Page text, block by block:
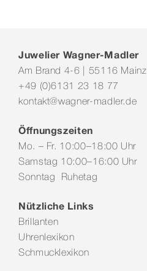
Juwelier Wagner-Madler
Am Brand 4-6 | 55116 Mainz
+49 (0)6131 23 18 77
kontakt@wagner-madler.de
Öffnungszeiten
Mo. – Fr. 10:00–18:00 Uhr
Samstag 10:00–16:00 Uhr
Sonntag Ruhetag
Nützliche Links
Brillanten
Uhrenlexikon
Schmucklexikon